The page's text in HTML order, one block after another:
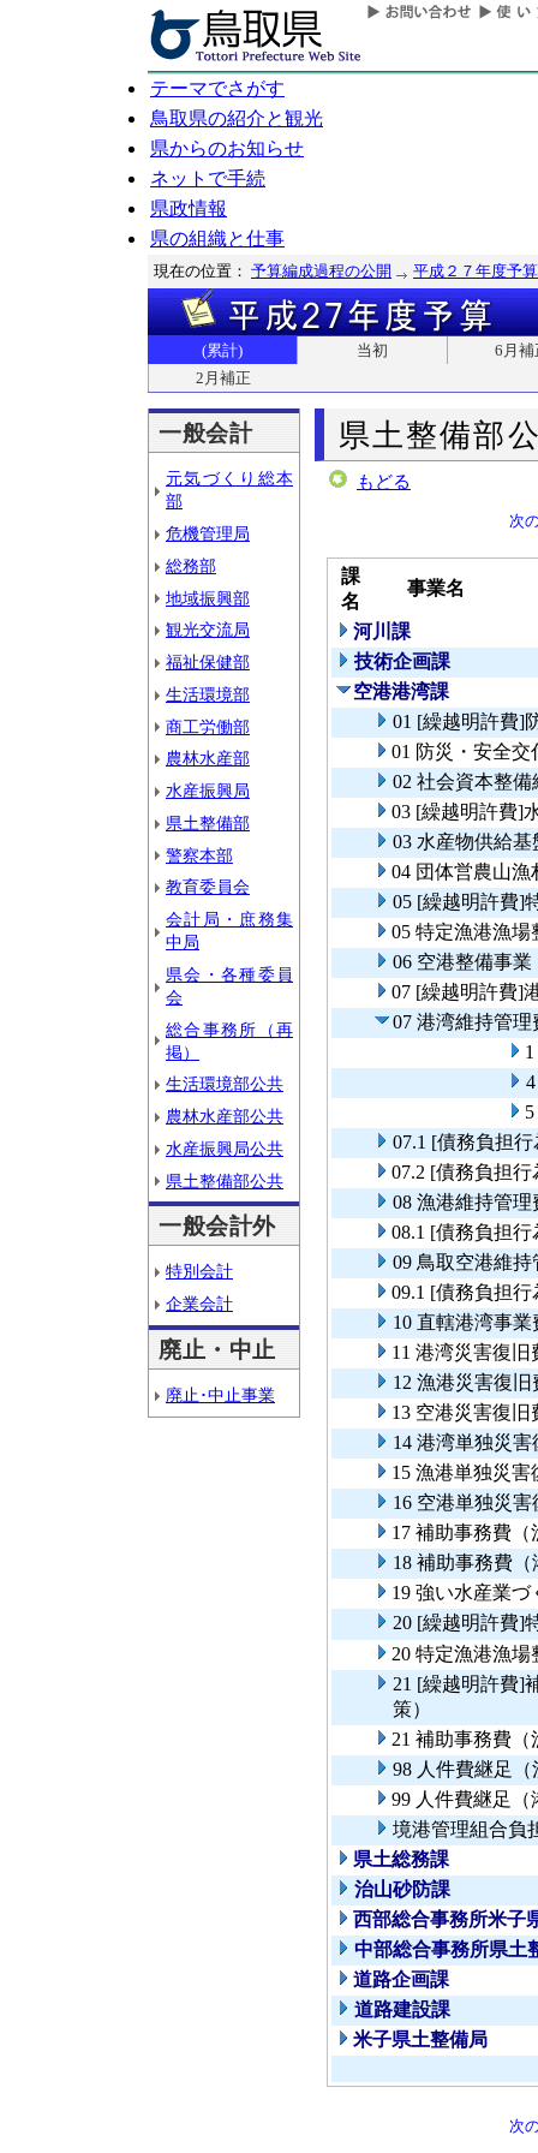
テーマでさがす
鳥取県の紹介と観光
県からのお知らせ
ネットで手続
県政情報
県の組織と仕事
現在の位置： 予算編成過程の公開 平成２７年度予算
(累計) 当初
6月補
2月補正
一般会計
元気づくり総本
部
危機管理局
総務部
地域振興部
観光交流局
福祉保健部
生活環境部
商工労働部
農林水産部
水産振興局
県土整備部
警察本部
教育委員会
会計局・庶務集
中局
県会・各種委員
会
総合事務所（再
掲）
生活環境部公共
農林水産部公共
水産振興局公共
県土整備部公共
一般会計外
特別会計
企業会計
廃止・中止
廃止･中止事業
県土整備部
もどる
次
課
名
事業名
河川課
技術企画課
空港港湾課
01 [繰越明許費]
01 防災・安全交
02 社会資本整
03 [繰越明許費]
03 水産物供給
04 団体営農山
05 [繰越明許費]
05 特定漁港漁場
06 空港整備事業
07 [繰越明許費]
07 港湾維持管理
07.1 [債務負担
07.2 [債務負担
08 漁港維持管理
08.1 [債務負担
09 鳥取空港維持
09.1 [債務負担
10 直轄港湾事
11 港湾災害復旧
12 漁港災害復旧
13 空港災害復旧
14 港湾単独災害
15 漁港単独災害
16 空港単独災害
17 補助事務費
18 補助事務費
19 強い水産業づ
20 [繰越明許費]
20 特定漁港漁
21 [繰越明許費]
策）
21 補助事務費
98 人件費継足
99 人件費継足（
境港管理組合負
県土総務課
治山砂防課
西部総合事務所米子
中部総合事務所県土
道路企画課
道路建設課
米子県土整備局
次